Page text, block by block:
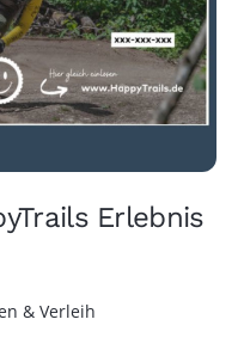
Erlebnis
& Verleih